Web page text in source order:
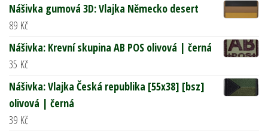
Nášivka gumová 3D: Vlajka Německo desert
89 Kč
Nášivka: Krevní skupina AB POS olivová | černá
35 Kč
Nášivka: Vlajka Česká republika [55x38] [bsz]
olivová | černá
39 Kč